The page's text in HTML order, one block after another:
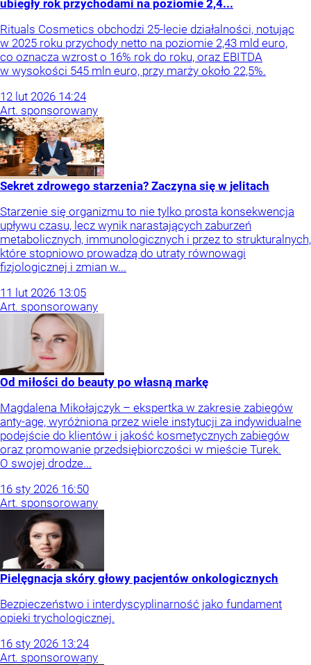
ubiegły rok przychodami na poziomie 2,4...
Rituals Cosmetics obchodzi 25-lecie działalności, notując
w 2025 roku przychody netto na poziomie 2,43 mld euro,
co oznacza wzrost o 16% rok do roku, oraz EBITDA
w wysokości 545 mln euro, przy marży około 22,5%.
12 lut 2026 14:24
Art. sponsorowany
Sekret zdrowego starzenia? Zaczyna się w jelitach
Starzenie się organizmu to nie tylko prosta konsekwencja
upływu czasu, lecz wynik narastających zaburzeń
metabolicznych, immunologicznych i przez to strukturalnych,
które stopniowo prowadzą do utraty równowagi
fizjologicznej i zmian w...
11 lut 2026 13:05
Art. sponsorowany
Od miłości do beauty po własną markę
Magdalena Mikołajczyk – ekspertka w zakresie zabiegów
anty-age, wyróżniona przez wiele instytucji za indywidualne
podejście do klientów i jakość kosmetycznych zabiegów
oraz promowanie przedsiębiorczości w mieście Turek.
O swojej drodze...
16 sty 2026 16:50
Art. sponsorowany
Pielęgnacja skóry głowy pacjentów onkologicznych
Bezpieczeństwo i interdyscyplinarność jako fundament
opieki trychologicznej.
16 sty 2026 13:24
Art. sponsorowany